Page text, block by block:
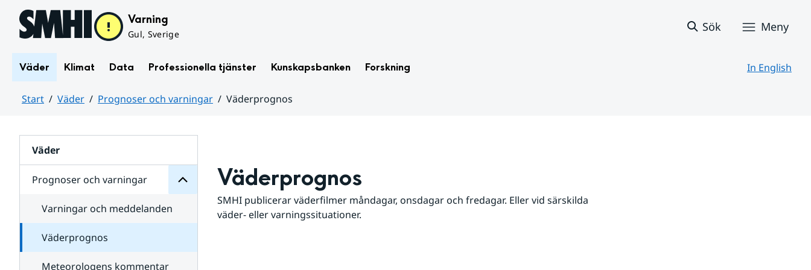
Hoppa till sidans innehåll Varning
Gul, Sverige
Sök Meny
Väder Klimat Data Professionella tjänster Kunskapsbanken Forskning In English
Start Väder Prognoser och varningar
Väderprognos
Väder
Prognoser och varningar
för
varningar
Varningar och meddelanden
Väderprognos
Meteorologens kommentar
Väderprognos
SMHI publicerar väderfilmer måndagar, onsdagar och fredagar. Eller vid särskilda
väder- eller varningssituationer.